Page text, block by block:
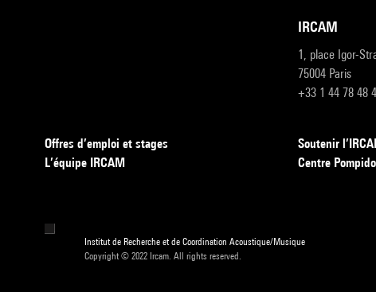
IRCAM
1, place Igor-
75004 Paris
+33 1 44 78 48
Offres d’emploi et stages
L’équipe IRCAM
Soutenir
Centre
Institut de Recherche et de Coordination Acoustique/Musique
Copyright © 2022 Ircam. All rights reserved.